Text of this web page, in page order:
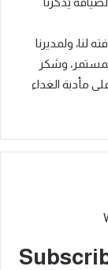
ولمديرنا
وشكر
مأدبة الغداء